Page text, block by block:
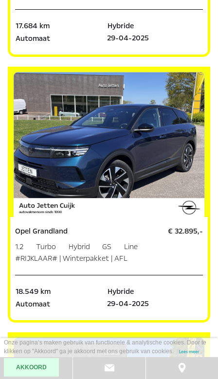
17.684 km
Hybride
Automaat
29-04-2025
Opel Grandland
1.2 Turbo Hybrid GS Line
#RIJKLAAR# | Winterpakket | AFL
€ 32.895,-
18.549 km
Hybride
Automaat
29-04-2025
Onze pagina’s maken gebruik van functionele & analytische cookies. Door te
klikken op "Akkoord" ga je akkoord met ons gebruik van cookies.
Lees meer
AKKOORD